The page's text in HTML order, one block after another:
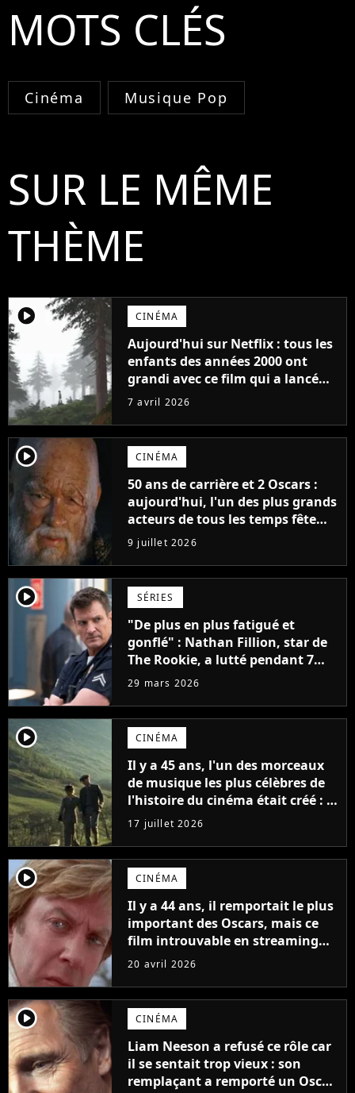
MOTS CLÉS
Cinéma Musique Pop
SUR LE MÊME
THÈME
player2 CINÉMA
Aujourd'hui sur Netflix : tous les
enfants des années 2000 ont
grandi avec ce film qui a lancé
l'une des plus grandes sagas
7 avril 2026
player2 CINÉMA
50 ans de carrière et 2 Oscars :
aujourd'hui, l'un des plus grands
acteurs de tous les temps fête
ses 70 ans
9 juillet 2026
player2 SÉRIES
"De plus en plus fatigué et
gonflé" : Nathan Fillion, star de
The Rookie, a lutté pendant 7
ans avec un rôle qui le détruisait
29 mars 2026
player2 CINÉMA
Il y a 45 ans, l'un des morceaux
de musique les plus célèbres de
l'histoire du cinéma était créé : la
mélodie est aujourd'hui plus
célèbre que le film pour lequel
elle a été composée
17 juillet 2026
player2 CINÉMA
Il y a 44 ans, il remportait le plus
important des Oscars, mais ce
film introuvable en streaming
est aujourd'hui totalement
20 avril 2026
player2 CINÉMA
Liam Neeson a refusé ce rôle car
il se sentait trop vieux : son
remplaçant a remporté un Oscar